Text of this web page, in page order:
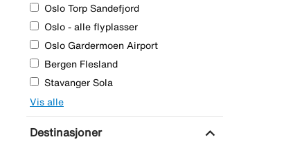
Oslo Torp Sandefjord
Oslo - alle flyplasser
Oslo Gardermoen Airport
Bergen Flesland
Stavanger Sola
Vis alle
Destinasjoner expand_more